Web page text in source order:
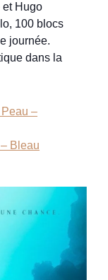
et Hugo
100 blocs
journée.
dans la
–
Bleau